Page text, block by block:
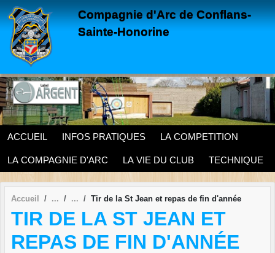
Compagnie d'Arc de Conflans-
Sainte-Honorine
ACCUEIL INFOS PRATIQUES LA COMPETITION
LA COMPAGNIE D'ARC LA VIE DU CLUB TECHNIQUE
Accueil Tir de la St Jean et repas de fin d'année
TIR DE LA ST JEAN ET
REPAS DE FIN D'ANNÉE
Panneau de gestion des cookies